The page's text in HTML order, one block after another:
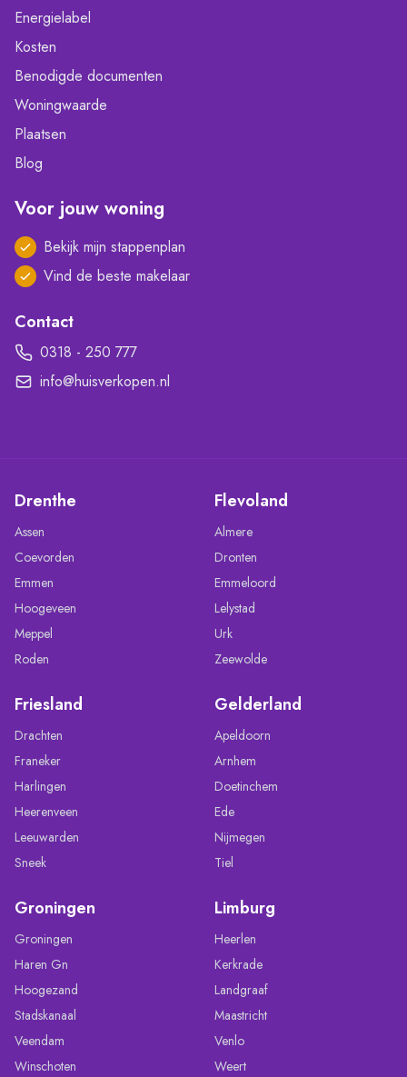
Energielabel
Kosten
Benodigde documenten
Woningwaarde
Plaatsen
Blog
Voor jouw woning
Bekijk mijn stappenplan
Vind de beste makelaar
Contact
0318 - 250 777
info@huisverkopen.nl
Drenthe
Assen
Coevorden
Emmen
Hoogeveen
Meppel
Roden
Flevoland
Almere
Dronten
Emmeloord
Lelystad
Urk
Zeewolde
Friesland
Drachten
Franeker
Harlingen
Heerenveen
Leeuwarden
Sneek
Gelderland
Apeldoorn
Arnhem
Doetinchem
Ede
Nijmegen
Tiel
Groningen
Groningen
Haren Gn
Hoogezand
Stadskanaal
Veendam
Winschoten
Limburg
Heerlen
Kerkrade
Landgraaf
Maastricht
Venlo
Weert